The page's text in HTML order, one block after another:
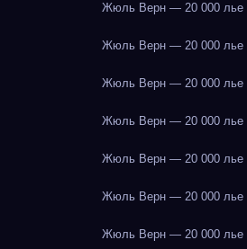
Жюль Верн — 20 000 лье
Жюль Верн — 20 000 лье
Жюль Верн — 20 000 лье
Жюль Верн — 20 000 лье
Жюль Верн — 20 000 лье
Жюль Верн — 20 000 лье
Жюль Верн — 20 000 лье